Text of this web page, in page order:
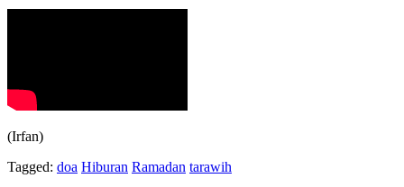
(Irfan)
Tagged: doa Hiburan Ramadan tarawih